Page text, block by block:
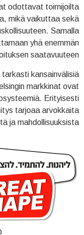
odottavat toimijoilta
mikä vaikuttaa sekä
Samalla
yhä enemmän
saatavuuteen.
kansainvälisiä
markkinat ovat
Erityisesti
tarjoaa arvokkaita
ja mahdollisuuksista.